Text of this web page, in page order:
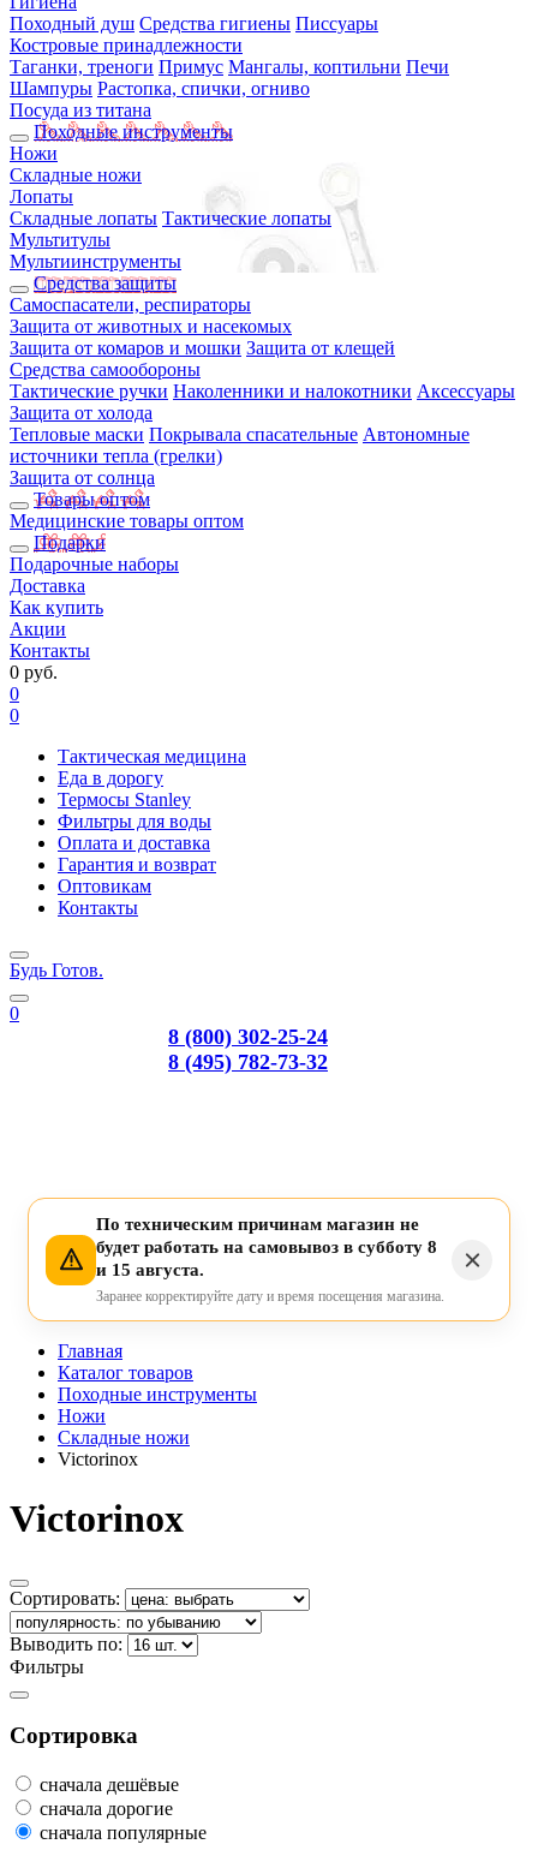
Походный душ Средства гигиены Писсуары
Костровые принадлежности
Таганки, треноги Примус Мангалы, коптильни Печи
Шампуры Растопка, спички, огниво
Посуда из титана
Походные инструменты
Ножи
Складные ножи
Лопаты
Складные лопаты Тактические лопаты
Мультитулы
Мультиинструменты
Средства защиты
Самоспасатели, респираторы
Защита от животных и насекомых
Защита от комаров и мошки Защита от клещей
Средства самообороны
Тактические ручки Наколенники и налокотники Аксессуары
Защита от холода
Тепловые маски Покрывала спасательные Автономные
источники тепла (грелки)
Защита от солнца
Товары оптом
Медицинские товары оптом
Подарки
Подарочные наборы
Доставка
Как купить
Акции
Контакты
0 руб.
0
0
Тактическая медицина
Еда в дорогу
Термосы Stanley
Фильтры для воды
Оплата и доставка
Гарантия и возврат
Оптовикам
Контакты
Будь Готов.
0
8 (800) 302-25-24
8 (495) 782-73-32
По техническим причинам магазин не
будет работать на самовывоз в субботу 8
и 15 августа.
Заранее корректируйте дату и время посещения магазина.
Главная
Каталог товаров
Походные инструменты
Ножи
Складные ножи
Victorinox
Victorinox
Сортировать:
Выводить по:
Фильтры
Сортировка
сначала дешёвые
сначала дорогие
сначала популярные